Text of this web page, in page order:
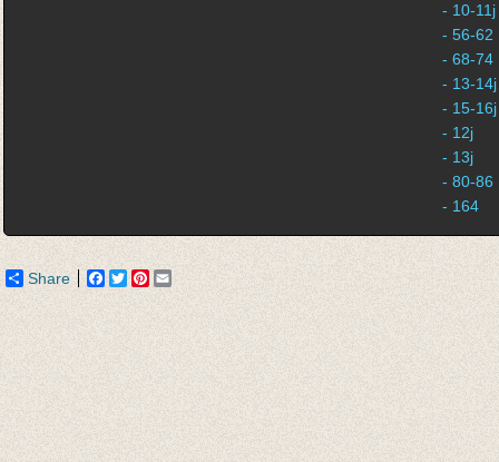
- 10-11j
- 56-62
- 68-74
- 13-14j
- 15-16j
- 12j
- 13j
- 80-86
- 164
Share Facebook
TwitterPinterest